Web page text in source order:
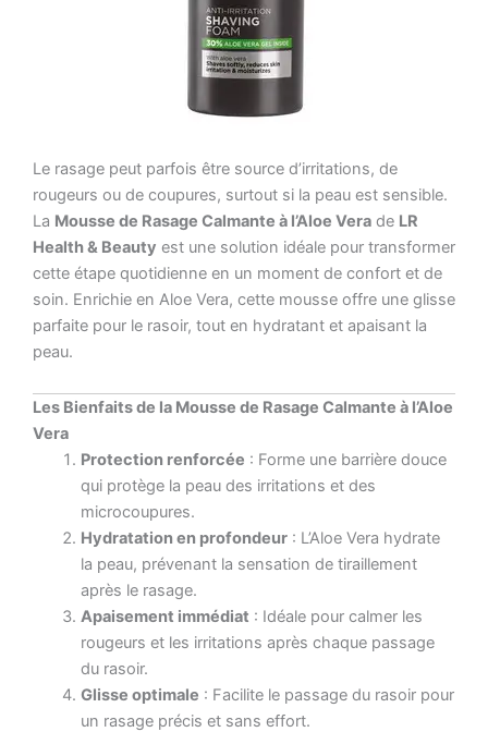
Le rasage peut parfois être source d’irritations, de
rougeurs ou de coupures, surtout si la peau est sensible.
La Mousse de Rasage Calmante à l’Aloe Vera de LR
Health & Beauty est une solution idéale pour transformer
cette étape quotidienne en un moment de confort et de
soin. Enrichie en Aloe Vera, cette mousse offre une glisse
parfaite pour le rasoir, tout en hydratant et apaisant la
peau.
Les Bienfaits de la Mousse de Rasage Calmante à l’Aloe
Vera
Protection renforcée : Forme une barrière douce
qui protège la peau des irritations et des
microcoupures.
Hydratation en profondeur: L’Aloe Vera hydrate
la peau, prévenant la sensation de tiraillement
après le rasage.
Apaisement immédiat : Idéale pour calmer les
rougeurs et les irritations après chaque passage
du rasoir.
Glisse optimale : Facilite le passage du rasoir pour
un rasage précis et sans effort.